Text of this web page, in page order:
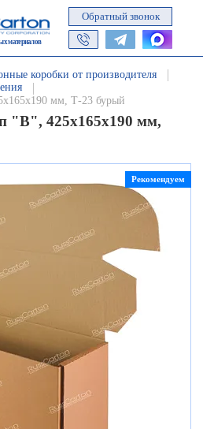
материалов
Обратный звонок
коробки от производителя
мм, Т-23 бурый
"В", 425х165х190 мм,
Рекомендуем